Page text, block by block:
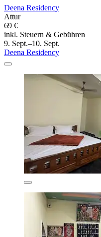
Deena Residency
Attur
69 €
inkl. Steuern & Gebühren
9. Sept.–10. Sept.
Deena Residency